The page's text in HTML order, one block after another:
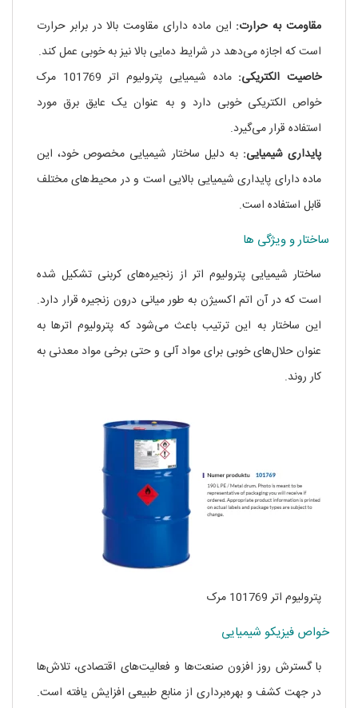
مقاومت به حرارت: این ماده دارای مقاومت بالا در برابر حرارت
است که اجازه می‌دهد در شرایط دمایی بالا نیز به خوبی عمل کند.
خاصیت الکتریکی:
ماده شیمیایی پترولیوم اتر 101769 مرک
خواص الکتریکی خوبی دارد و به عنوان یک عایق برق مورد
استفاده قرار می‌گیرد.
پایداری شیمیایی: به دلیل ساختار شیمیایی مخصوص خود، این
ماده دارای پایداری شیمیایی بالایی است و در محیط‌های مختلف
قابل استفاده است.
ساختار و ویژگی ها
ساختار شیمیایی پترولیوم اتر از زنجیره‌های کربنی تشکیل شده
است که در آن اتم اکسیژن به طور میانی درون زنجیره قرار دارد.
این ساختار به این ترتیب باعث می‌شود که پترولیوم اترها به
عنوان حلال‌های خوبی برای مواد آلی و حتی برخی مواد معدنی به
کار روند.
پترولیوم اتر 101769 مرک
خواص فیزیکو شیمیایی
با گسترش روز افزون صنعت‌ها و فعالیت‌های اقتصادی، تلاش‌ها
در جهت کشف و بهره‌برداری از منابع طبیعی افزایش یافته است.